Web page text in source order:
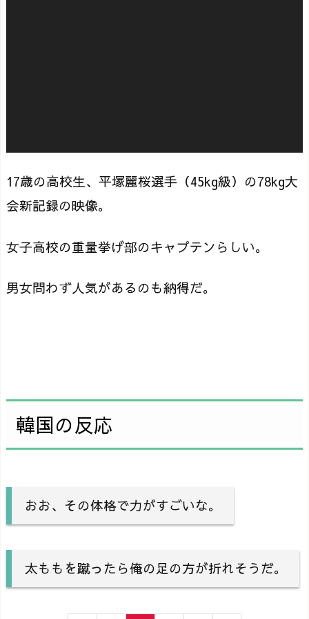
17歳の高校生、平塚麗桜選手（45kg級）の78kg大
会新記録の映像。
女子高校の重量挙げ部のキャプテンらしい。
男女問わず人気があるのも納得だ。
韓国の反応
おお、その体格で力がすごいな。
太ももを蹴ったら俺の足の方が折れそうだ。